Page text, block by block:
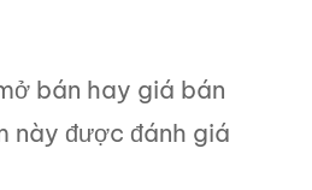
bán hay giá bán
này được đánh giá